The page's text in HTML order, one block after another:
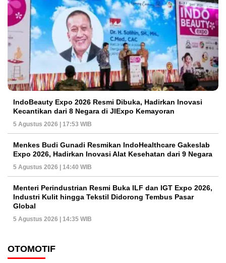
IndoBeauty Expo 2026 Resmi Dibuka, Hadirkan Inovasi
Kecantikan dari 8 Negara di JIExpo Kemayoran
5 Agustus 2026 | 17:53 WIB
Menkes Budi Gunadi Resmikan IndoHealthcare Gakeslab
Expo 2026, Hadirkan Inovasi Alat Kesehatan dari 9 Negara
5 Agustus 2026 | 14:40 WIB
Menteri Perindustrian Resmi Buka ILF dan IGT Expo 2026,
Industri Kulit hingga Tekstil Didorong Tembus Pasar
Global
5 Agustus 2026 | 14:35 WIB
OTOMOTIF